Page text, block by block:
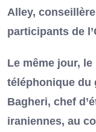
Alley,
participants de
Le même jour,
téléphonique du
Bagheri, chef
iraniennes, au